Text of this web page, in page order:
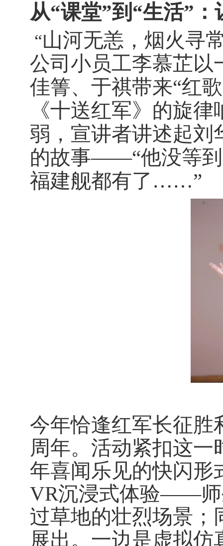
从“课堂”到“生活”
“山河无恙，烟火寻
公司小员工李慕芷以
佳箐、于祺带来“红歌
《十送红军》的旋
弱，宣讲者讲述起刘
的故事——“他没等到
福建舰都有了……”
今年恰逢红军长征胜
周年。活动紧扣这
年喜闻乐见的快闪形
VR沉浸式体验——师
过草地的壮烈场景；
展出。一边是虚拟